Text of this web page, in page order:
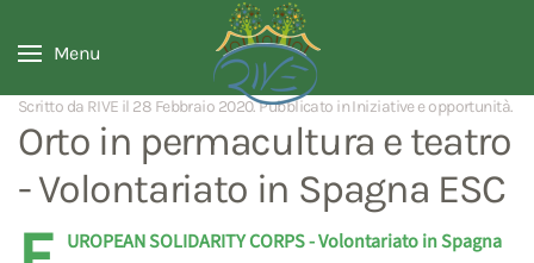
Menu
Scritto da RIVE il 28 Febbraio 2020. Pubblicato inIniziative e opportunità.
Orto in permacultura e teatro
- Volontariato in Spagna ESC
UROPEAN SOLIDARITY CORPS - Volontariato in Spagna